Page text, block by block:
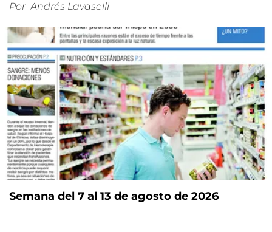
Por Andrés Lavaselli
Semana del 7 al 13 de agosto de 2026